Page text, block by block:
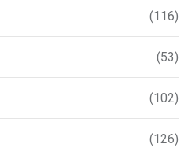
(116)
(53)
(102)
(126)